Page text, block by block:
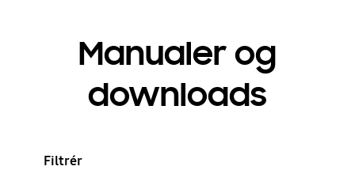
Manualer og
downloads
Filtrér